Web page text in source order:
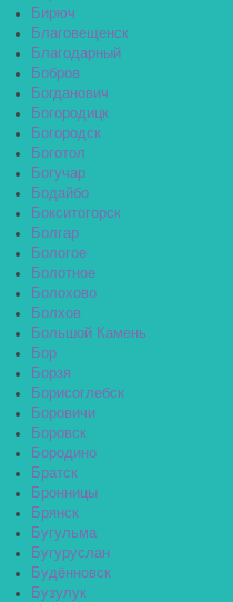
Бирюч
Благовещенск
Благодарный
Бобров
Богданович
Богородицк
Богородск
Боготол
Богучар
Бодайбо
Бокситогорск
Болгар
Бологое
Болотное
Болохово
Болхов
Большой Камень
Бор
Борзя
Борисоглебск
Боровичи
Боровск
Бородино
Братск
Бронницы
Брянск
Бугульма
Бугуруслан
Будённовск
Бузулук